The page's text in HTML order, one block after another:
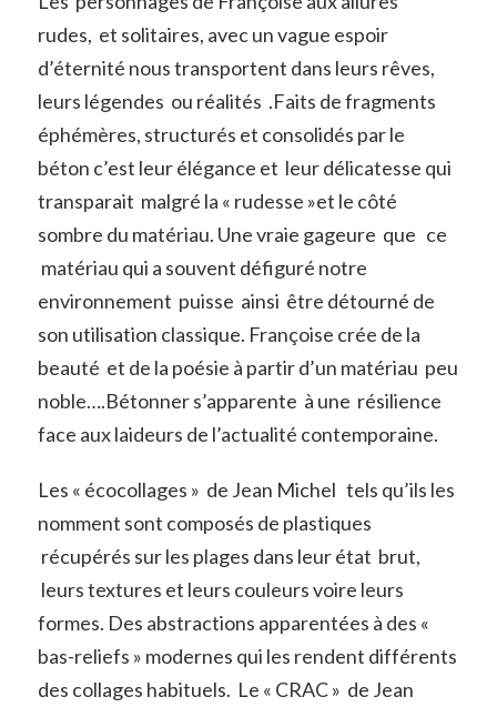
rudes, et solitaires, avec un vague espoir
d’éternité nous transportent dans leurs rêves,
leurs légendes ou réalités .Faits de fragments
éphémères, structurés et consolidés par le
béton c’est leur élégance et leur délicatesse qui
transparait malgré la « rudesse »et le côté
sombre du matériau. Une vraie gageure que ce
matériau qui a souvent défiguré notre
environnement puisse ainsi être détourné de
son utilisation classique. Françoise crée de la
beauté et de la poésie à partir d’un matériau peu
noble….Bétonner s’apparente à une résilience
face aux laideurs de l’actualité contemporaine.
Les « écocollages » de Jean Michel tels qu’ils les
nomment sont composés de plastiques
récupérés sur les plages dans leur état brut,
leurs textures et leurs couleurs voire leurs
formes. Des abstractions apparentées à des «
bas-reliefs » modernes qui les rendent différents
des collages habituels. Le « CRAC » de Jean